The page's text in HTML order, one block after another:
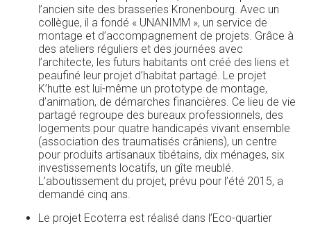
l’ancien site des brasseries Kronenbourg. Avec un
collègue, il a fondé « UNANIMM », un service de
montage et d’accompagnement de projets. Grâce à
des ateliers réguliers et des journées avec
l’architecte, les futurs habitants ont créé des liens et
peaufiné leur projet d’habitat partagé. Le projet
K’hutte est lui-même un prototype de montage,
d’animation, de démarches financières. Ce lieu de vie
partagé regroupe des bureaux professionnels, des
logements pour quatre handicapés vivant ensemble
(association des traumatisés crâniens), un centre
pour produits artisanaux tibétains, dix ménages, six
investissements locatifs, un gîte meublé.
L’aboutissement du projet, prévu pour l’été 2015, a
demandé cinq ans.
Le projet Ecoterra est réalisé dans l’Eco-quartier